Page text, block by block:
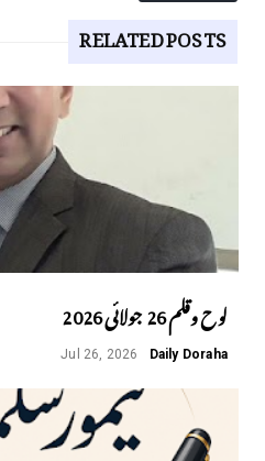
RELATED POSTS
لوح وقلم 26 جولائی 2026
Daily Doraha
Jul 26, 2026